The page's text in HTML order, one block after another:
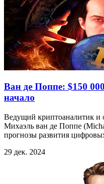
Ван де Поппе: $150
начало
Ведущий криптоаналитик и
Михаэль ван де Поппе
прогнозы развития
29 дек. 2024